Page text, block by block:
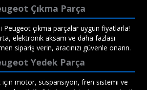
Çıkma Parça
Peugeot çıkma parçalar uygun fiyatlarla!
elektronik aksam ve daha fazlası
sipariş verin, aracınızı güvenle onarın.
Yedek Parça
için motor, süspansiyon, fren sistemi ve